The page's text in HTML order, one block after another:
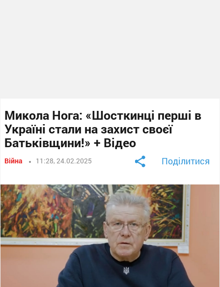
Микола Нога: «Шосткинці перші в
Україні стали на захист своєї
Батьківщини!» + Відео
Війна 11:28, 24.02.2025 Поділитися